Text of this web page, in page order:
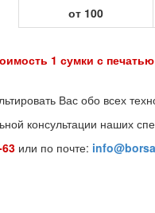
от 100
печатью =
Вас обо всех
консультации наших
или по почте: